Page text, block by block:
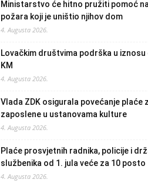
Ministarstvo će hitno pružiti pomoć
požara koji je uništio njihov dom
4. Augusta 2026.
Lovačkim društvima podrška u iznosu
KM
4. Augusta 2026.
Vlada ZDK osigurala povećanje plaće
zaposlene u ustanovama kulture
4. Augusta 2026.
Plaće prosvjetnih radnika, policije i
službenika od 1. jula veće za 10 posto
4. Augusta 2026.